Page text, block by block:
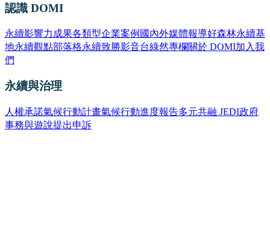
認識 DOMI
永續影響力成果各類型企業案例 國內外媒體報導好森林永續基
地永續觀點部落格永續致勝影音台綠然專欄關於 DOMI加入我
們
永續與治理
人權承諾氣候行動計畫氣候行動進度報告多元共融 JEDI政府
事務與遊說提出申訴